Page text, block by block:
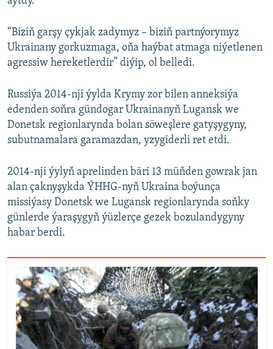
“Biziň garşy çykjak zadymyz – biziň partnýorymyz
Ukrainany gorkuzmaga, oňa haýbat atmaga niýetlenen
agressiw hereketlerdir” diýip, ol belledi.
Russiýa 2014-nji ýylda Krymy zor bilen anneksiýa
edenden soňra gündogar Ukrainanyň Lugansk we
Donetsk regionlarynda bolan söweşlere gatyşygyny,
subutnamalara garamazdan, yzygiderli ret etdi.
2014-nji ýylyň aprelinden bäri 13 müňden gowrak jan
alan çaknyşykda ÝHHG-nyň Ukraina boýunça
missiýasy Donetsk we Lugansk regionlarynda soňky
günlerde ýaraşygyň ýüzlerçe gezek bozulandygyny
habar berdi.